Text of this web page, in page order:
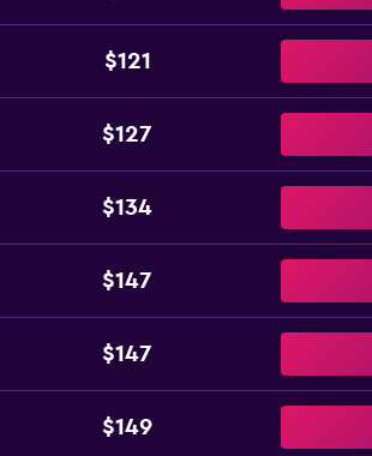
$121
$127
$134
$147
$147
$149